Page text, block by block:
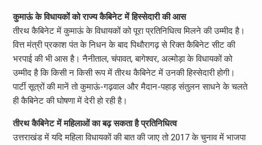
कुमाऊं के विधायकों को राज्य कैबिनेट में हिस्सेदारी की आस
तीरथ कैबिनेट में कुमाऊं के विधायकों को पूरा प्रतिनिधित्व मिलने की उम्मीद है।
वित्त मंत्री प्रकाश पंत के निधन के बाद पिथौरागढ़ से रिक्त कैबिनेट सीट की
भरपाई की भी आस है। नैनीताल, चंपावत, बागेश्वर, अल्मोड़ा के विधायकों को
उम्मीद है कि किसी न किसी रूप में तीरथ कैबिनेट में उनकी हिस्सेदारी होगी।
पार्टी सूत्रों की मानें तो कुमाऊं-गढ़वाल और मैदान-पहाड़ संतुलन साधने के चलते
ही कैबिनेट की घोषणा में देरी हो रही है।
तीरथ कैबिनेट में महिलाओं का बढ़ सकता है प्रतिनिधित्व
उत्तराखंड में यदि महिला विधायकों की बात की जाए तो 2017 के चुनाव में भाजपा